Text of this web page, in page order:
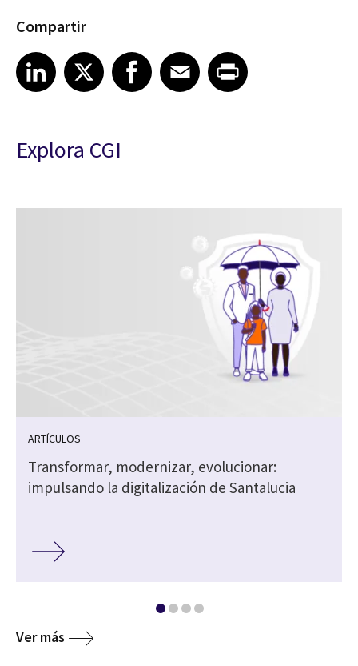
Compartir
Share article on LinkedIn
LinkedIn
Share article on XShare article on Facebook
Facebook
Share article on Email
EmailShare article on Print
Explora CGI
ARTÍCULOS
Transformar, modernizar, evolucionar:
impulsando la digitalización de Santalucia
Ver más